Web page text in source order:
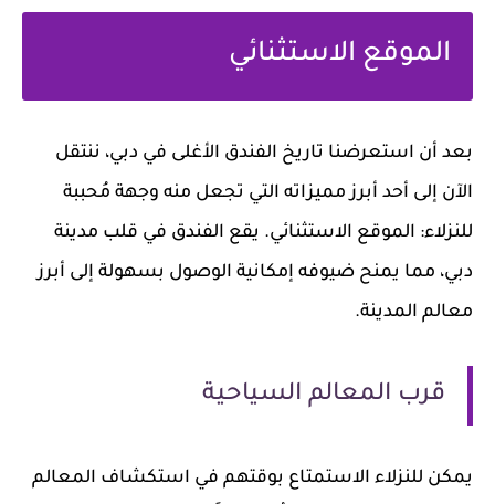
الموقع الاستثنائي
بعد أن استعرضنا تاريخ الفندق الأغلى في دبي، ننتقل
الآن إلى أحد أبرز مميزاته التي تجعل منه وجهة مُحببة
للنزلاء: الموقع الاستثنائي. يقع الفندق في قلب مدينة
دبي، مما يمنح ضيوفه إمكانية الوصول بسهولة إلى أبرز
معالم المدينة.
قرب المعالم السياحية
يمكن للنزلاء الاستمتاع بوقتهم في استكشاف المعالم